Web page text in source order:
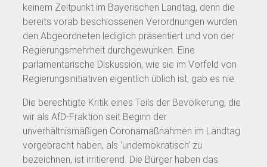
keinem Zeitpunkt im Bayerischen Landtag, denn die
bereits vorab beschlossenen Verordnungen wurden
den Abgeordneten lediglich präsentiert und von der
Regierungsmehrheit durchgewunken. Eine
parlamentarische Diskussion, wie sie im Vorfeld von
Regierungsinitiativen eigentlich üblich ist, gab es nie.
Die berechtigte Kritik eines Teils der Bevölkerung, die
wir als AfD-Fraktion seit Beginn der
unverhältnismäßigen Coronamaßnahmen im Landtag
vorgebracht haben, als ‘undemokratisch’ zu
bezeichnen, ist irritierend. Die Bürger haben das